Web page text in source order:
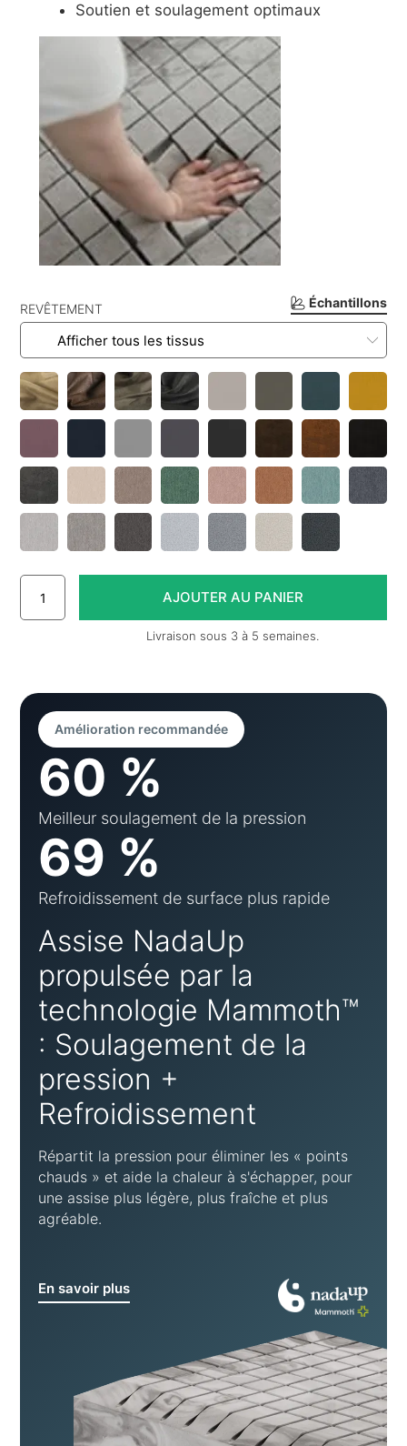
Échantillons
REVÊTEMENT
Soutien et soulagement optimaux
Livraison sous 3 à 5 semaines.
Amélioration recommandée
60 %
Meilleur soulagement de la pression
69 %
Refroidissement de surface plus rapide
Assise NadaUp
propulsée par la
technologie Mammoth™
: Soulagement de la
pression +
Refroidissement
Répartit la pression pour éliminer les « points
chauds » et aide la chaleur à s'échapper, pour
une assise plus légère, plus fraîche et plus
agréable.
En savoir plus